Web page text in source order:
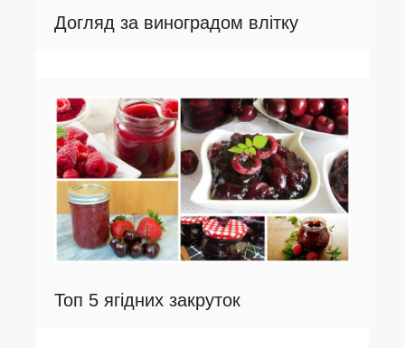
Догляд за виноградом влітку
Топ 5 ягідних закруток